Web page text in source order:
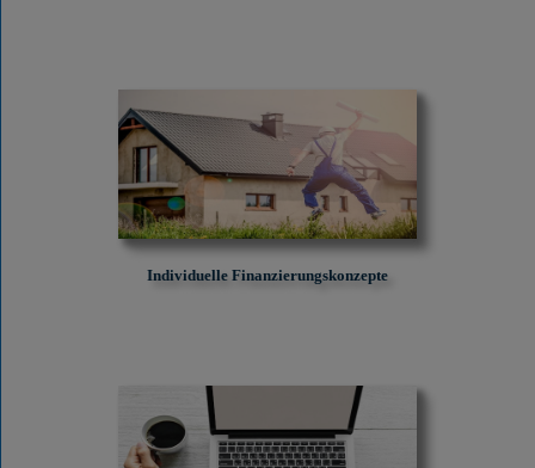
Individuelle Finanzierungskonzepte